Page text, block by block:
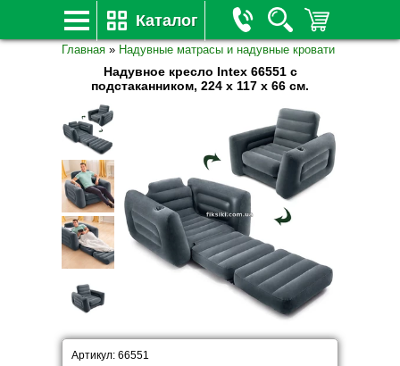
Каталог
Главная » Надувные матрасы и надувные кровати
Надувное кресло Intex 66551 с
подстаканником, 224 х 117 х 66 см.
Артикул: 66551